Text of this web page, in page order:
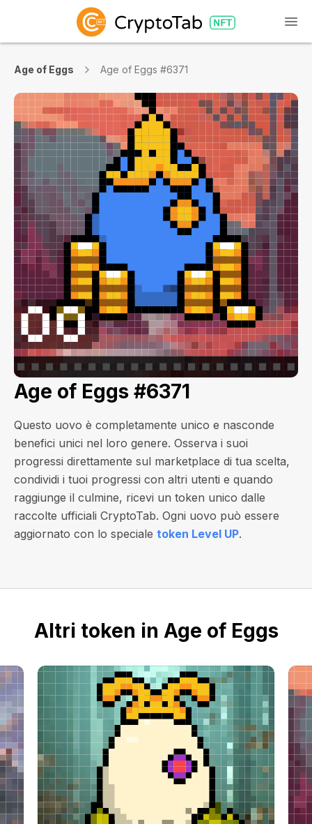
Age of Eggs Age of Eggs #6371
Age of Eggs #6371
Questo uovo è completamente unico e nasconde
benefici unici nel loro genere. Osserva i suoi
progressi direttamente sul marketplace di tua scelta,
condividi i tuoi progressi con altri utenti e quando
raggiunge il culmine, ricevi un token unico dalle
raccolte ufficiali CryptoTab. Ogni uovo può essere
aggiornato con lo speciale token Level UP.
Altri token in Age of Eggs